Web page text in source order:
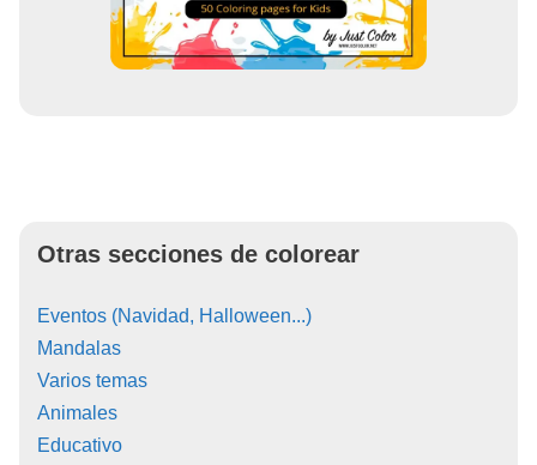
Otras secciones de colorear
Eventos (Navidad, Halloween...)
Mandalas
Varios temas
Animales
Educativo